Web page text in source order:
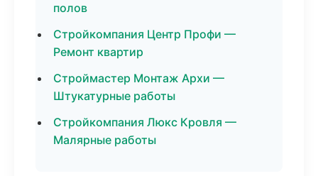
полов
Стройкомпания Центр Профи —
Ремонт квартир
Строймастер Монтаж Архи —
Штукатурные работы
Стройкомпания Люкс Кровля —
Малярные работы